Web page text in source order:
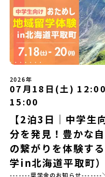
方へ〜プログラムの全体像や魅
す。 【STEP2】個別プログラ
す）〜「地域別のプログラム」
は何をするの？」という疑問に
らではのプログラムをたっぷり
説明会はこちらから（順次公
【5/8(金)】熊本県芦北町▼おた
体験」のプログラム開催情報を
ださい♪気になることや不安な
い。👉 【LINE登録はこちら】
を送る「地域みらい留学」をプ
めてのひとり旅でも安心！現地
いたします。今回のフィールド
う）」佐賀県の西部にある有田
「窯業（ようぎょう）」の町。
のづくりが、この町の文化とし
も知られる「有田焼」は、この
史の中で積み重ねられてきた技
い”が、この町には残っています
「日本の20世紀遺産」に認定さ
町です。さらに、有田町には「
棚田（たなだ）」や「名水百選
「竜門峡（りゅうもんきょう）
ような自然も広がり、歴史・文
会える場所です。そんな歴史・
町を歩きながら学ぶフィールド
わる職人、町で暮らすプロデザ
と交流しながら「伝統的なもの
緒に探求できます。ただ体験す
2026年
07月18日(土)
15:00
【2泊3日｜中学生
分を発見！豊かな
の繋がりを体験す
学in北海道平取町）
-------奨学金のお知らせ-------